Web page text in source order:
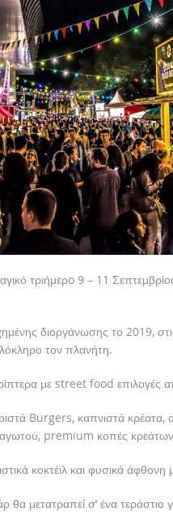
τριήμερo 9 – 11
διοργάνωσης το 2019,
τον πλανήτη.
με street food επιλογές
Burgers, καπνιστά κρέατα,
premium κοπές κρεάτων,
κοκτέιλ και φυσικά άφθονη
μετατραπεί σ’ ένα τεράστιο